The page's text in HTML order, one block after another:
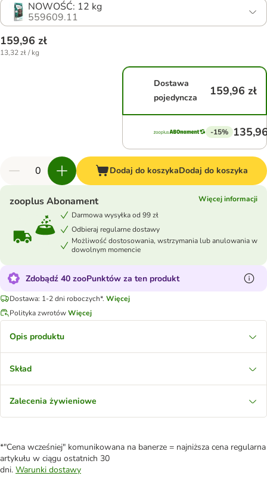
NOWOŚĆ: 12 kg
559609.11
159,96 zł
13,32 zł / kg
Dostawa
pojedyncza
159,96 zł
-15%
Dodaj do koszykaDodaj do koszyka
zooplus Abonament
Więcej informacji
Darmowa wysyłka od 99 zł
Odbieraj regularne dostawy
Możliwość dostosowania, wstrzymania lub anulowania w
dowolnym momencie
Zdobądź 40 zooPunktów za ten produkt
Dostawa: 1-2 dni roboczych*. Więcej
Polityka zwrotówWięcej
Opis produktu
Skład
Zalecenia żywieniowe
*"Cena wcześniej" komunikowana na banerze = najniższa cena regularna
artykułu w ciągu ostatnich 30
dni. Warunki dostawy